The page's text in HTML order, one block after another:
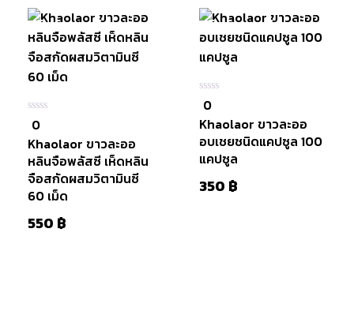
สินค้าหมดแล้ว
0
ใน
5
0
Khaolaor ขาวละออ
หลินจือพลัสซี เห็ดหลิน
จือสกัดผสมวิตามินซี
60 เม็ด
550 ฿
สินค้าหมดแล้ว
0
ใน
5
0
Khaolaor ขาวละออ
อบเชยชนิดแคปซูล 100
แคปซูล
350 ฿